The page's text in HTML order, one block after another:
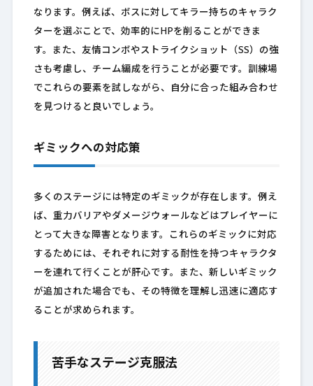
なります。例えば、ボスに対してキラー持ちのキャラク
ターを選ぶことで、効率的にHPを削ることができま
す。また、友情コンボやストライクショット（SS）の強
さも考慮し、チーム編成を行うことが必要です。訓練場
でこれらの要素を試しながら、自分に合った組み合わせ
を見つけると良いでしょう。
ギミックへの対応策
多くのステージには特定のギミックが存在します。例え
ば、重力バリアやダメージウォールなどはプレイヤーに
とって大きな障害となります。これらのギミックに対応
するためには、それぞれに対する耐性を持つキャラクタ
ーを連れて行くことが肝心です。また、新しいギミック
が追加された場合でも、その特徴を理解し迅速に適応す
ることが求められます。
苦手なステージ克服法